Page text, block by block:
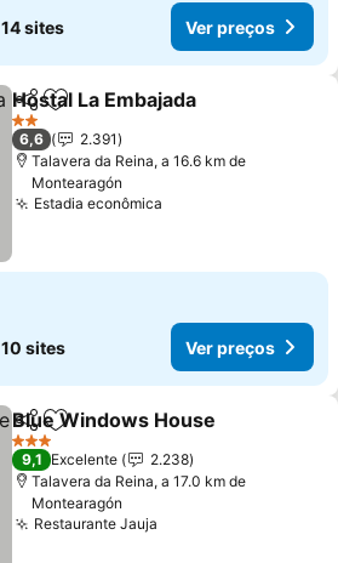
14 sites Ver preços
PartilharAdicionar aos favoritos
Hostal La Embajada
2 Estrelas
6,6
2.391
Talavera da Reina, a 16.6 km de
Montearagón
Estadia econômica
10 sites Ver preços
PartilharAdicionar aos favoritos
Blue Windows House
3 Estrelas
9,1 Excelente
2.238
Talavera da Reina, a 17.0 km de
Montearagón
Restaurante Jauja